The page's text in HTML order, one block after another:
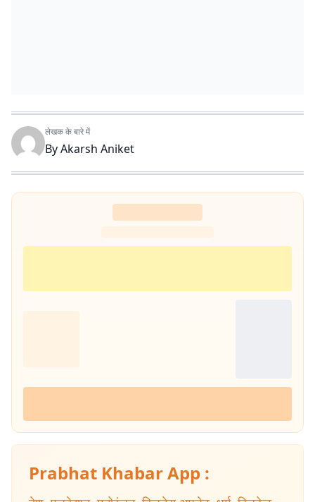
लेखक के बारे में
ByAkarsh Aniket
Prabhat Khabar App :